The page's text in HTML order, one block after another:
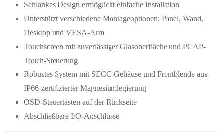
Schlankes Design ermöglicht einfache Installation
Unterstützt verschiedene Montageoptionen: Panel, Wand,
Desktop und VESA-Arm
Touchscreen mit zuverlässiger Glasoberfläche und PCAP-
Touch-Steuerung
Robustes System mit SECC-Gehäuse und Frontblende aus
IP66-zertifizierter Magnesiumlegierung
OSD-Steuertasten auf der Rückseite
Abschließbare I/O-Anschlüsse